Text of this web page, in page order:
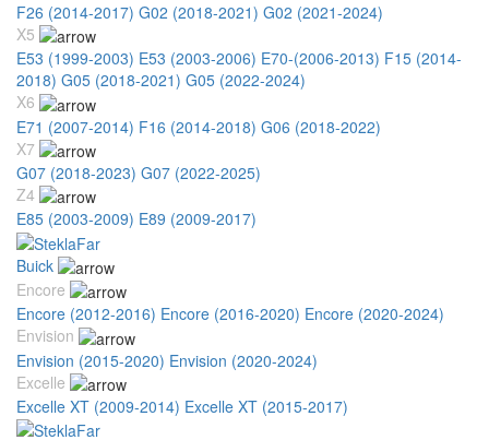
F26 (2014-2017) G02 (2018-2021) G02 (2021-2024)
X5
E53 (1999-2003) E53 (2003-2006) E70-(2006-2013) F15 (2014-
2018) G05 (2018-2021) G05 (2022-2024)
X6
E71 (2007-2014) F16 (2014-2018) G06 (2018-2022)
X7
G07 (2018-2023) G07 (2022-2025)
Z4
E85 (2003-2009) E89 (2009-2017)
Buick
Encore
Encore (2012-2016) Encore (2016-2020) Encore (2020-2024)
Envision
Envision (2015-2020) Envision (2020-2024)
Excelle
Excelle XT (2009-2014) Excelle XT (2015-2017)